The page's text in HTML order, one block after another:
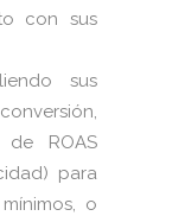
con sus
sus
ROAS
para
o